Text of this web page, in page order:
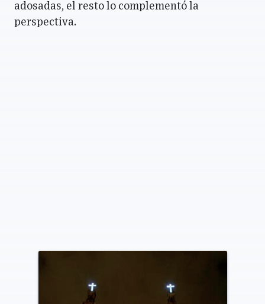
adosadas, el resto lo complementó la
perspectiva.